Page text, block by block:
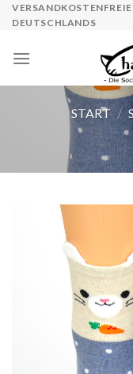
Skip
DEUTSCHLANDS
START /